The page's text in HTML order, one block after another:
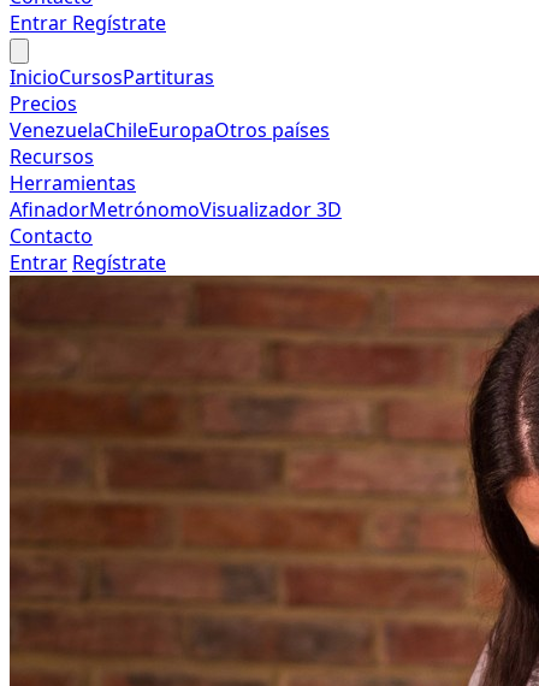
Entrar Regístrate
InicioCursosPartituras
Precios
VenezuelaChileEuropaOtros países
Recursos
Herramientas
AfinadorMetrónomoVisualizador 3D
Contacto
Entrar Regístrate